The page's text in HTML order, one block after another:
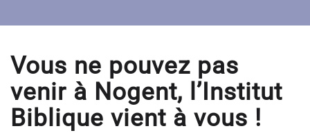
Vous ne pouvez pas
venir à Nogent, l’Institut
Biblique vient à vous !